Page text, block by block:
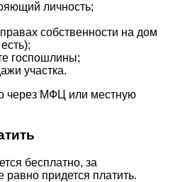
личность;
собственности на дом
госпошлины;
участка.
через МФЦ или местную
бесплатно, за
равно придется платить.